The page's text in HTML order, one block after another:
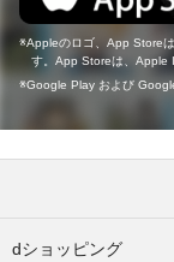
Appleのロゴ、App Store
す。App Storeは、Apple
Google Play および
dショッピング